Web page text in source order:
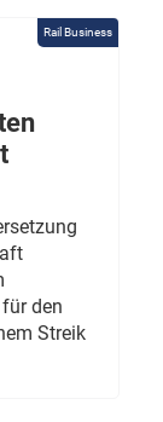
Rail Business
den
Streik